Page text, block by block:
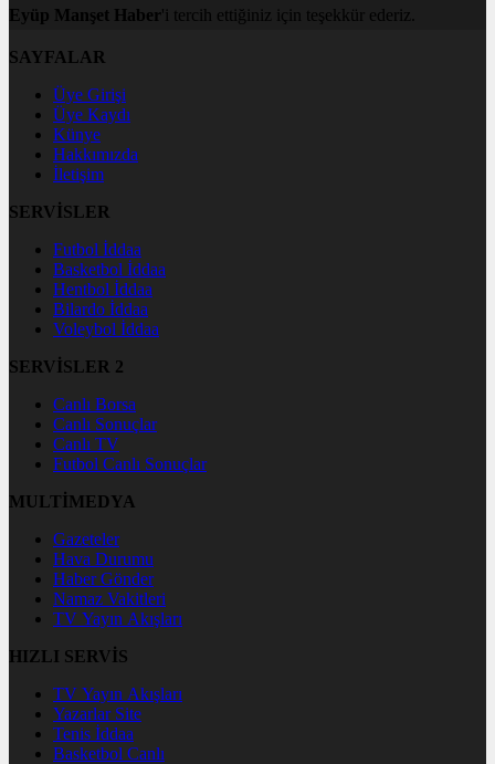
Eyüp Manşet Haber'i tercih ettiğiniz için teşekkür ederiz.
SAYFALAR
Üye Girişi
Üye Kaydı
Künye
Hakkımızda
İletişim
SERVİSLER
Futbol İddaa
Basketbol İddaa
Hentbol İddaa
Bilardo İddaa
Voleybol İddaa
SERVİSLER 2
Canlı Borsa
Canlı Sonuçlar
Canlı TV
Futbol Canlı Sonuçlar
MULTİMEDYA
Gazeteler
Hava Durumu
Haber Gönder
Namaz Vakitleri
TV Yayın Akışları
HIZLI SERVİS
TV Yayın Akışları
Yazarlar Site
Tenis İddaa
Basketbol Canlı